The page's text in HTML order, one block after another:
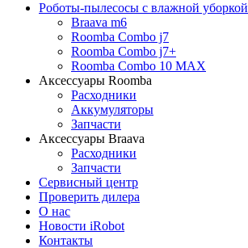
Роботы-пылесосы с влажной уборкой
Braava m6
Roomba Combo j7
Roomba Combo j7+
Roomba Combo 10 MAX
Аксессуары Roomba
Расходники
Аккумуляторы
Запчасти
Аксессуары Braava
Расходники
Запчасти
Сервисный центр
Проверить дилера
О нас
Новости iRobot
Контакты